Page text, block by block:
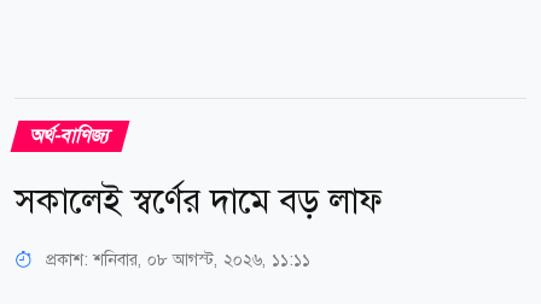
অর্থ-বাণিজ্য
সকালেই স্বর্ণের দামে বড় লাফ
প্রকাশ:শনিবার, ০৮ আগস্ট, ২০২৬, ১১:১১